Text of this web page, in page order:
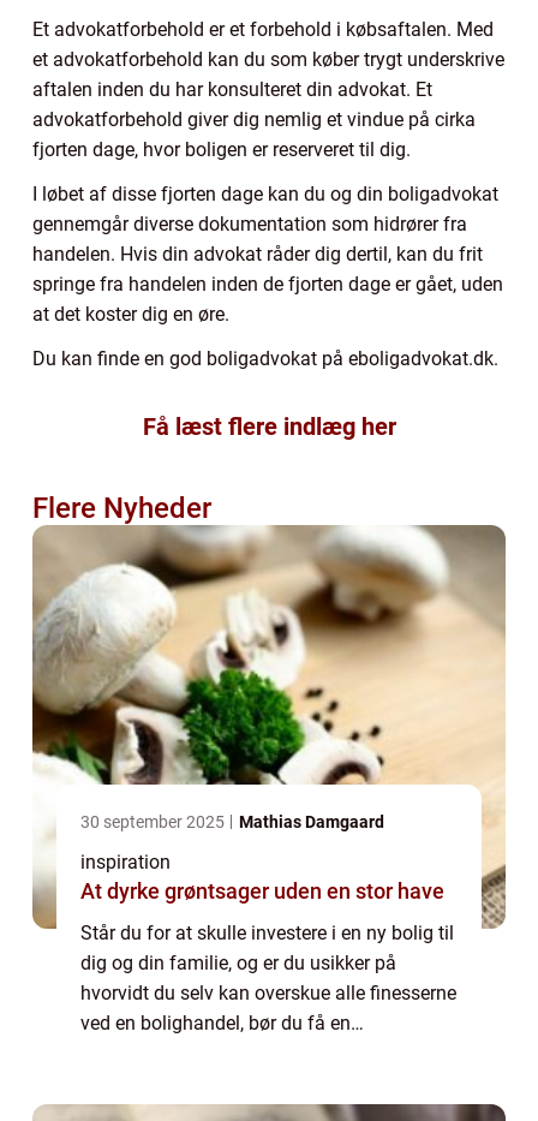
Et advokatforbehold er et forbehold i købsaftalen. Med
et advokatforbehold kan du som køber trygt underskrive
aftalen inden du har konsulteret din advokat. Et
advokatforbehold giver dig nemlig et vindue på cirka
fjorten dage, hvor boligen er reserveret til dig.
I løbet af disse fjorten dage kan du og din boligadvokat
gennemgår diverse dokumentation som hidrører fra
handelen. Hvis din advokat råder dig dertil, kan du frit
springe fra handelen inden de fjorten dage er gået, uden
at det koster dig en øre.
Du kan finde en god boligadvokat på eboligadvokat.dk.
Få læst flere indlæg her
Flere Nyheder
30 september 2025 Mathias Damgaard
inspiration
At dyrke grøntsager uden en stor have
Står du for at skulle investere i en ny bolig til
dig og din familie, og er du usikker på
hvorvidt du selv kan overskue alle finesserne
ved en bolighandel, bør du få en